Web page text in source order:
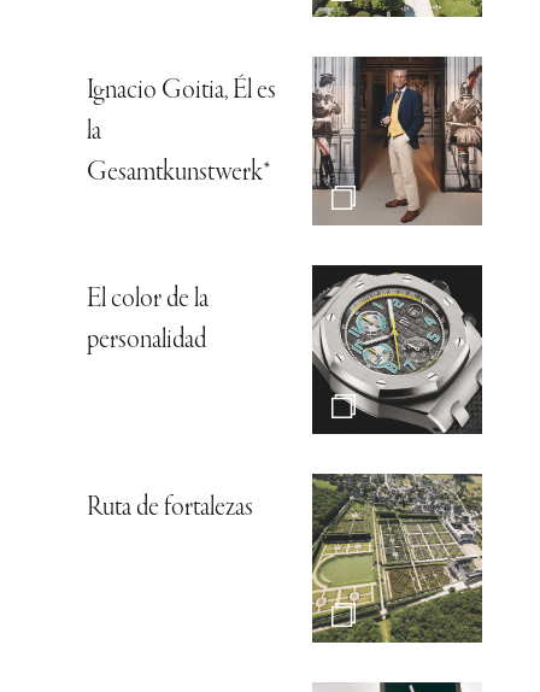
Ignacio Goitia, Él es
la
Gesamtkunstwerk*
El color de la
personalidad
Ruta de fortalezas